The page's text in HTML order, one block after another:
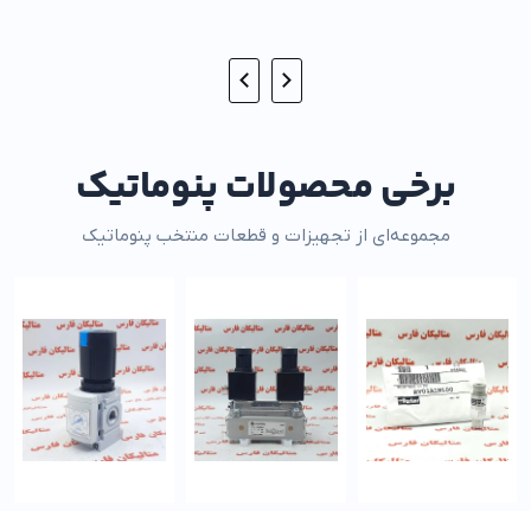
برخی محصولات پنوماتیک
مجموعه‌ای از تجهیزات و قطعات منتخب پنوماتیک